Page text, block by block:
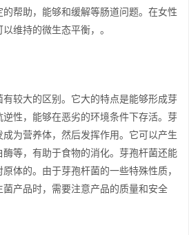
帮助，能够和缓解等肠道问题。在女性
维持的微生态平衡，。
较大的区别。它大的特点是能够形成芽
性，能够在恶劣的环境条件下存活。芽
为营养体，然后发挥作用。它可以产生
等，有助于食物的消化。芽孢杆菌还能
体的。由于芽孢杆菌的一些特殊性质，
产品时，需要注意产品的质量和安全